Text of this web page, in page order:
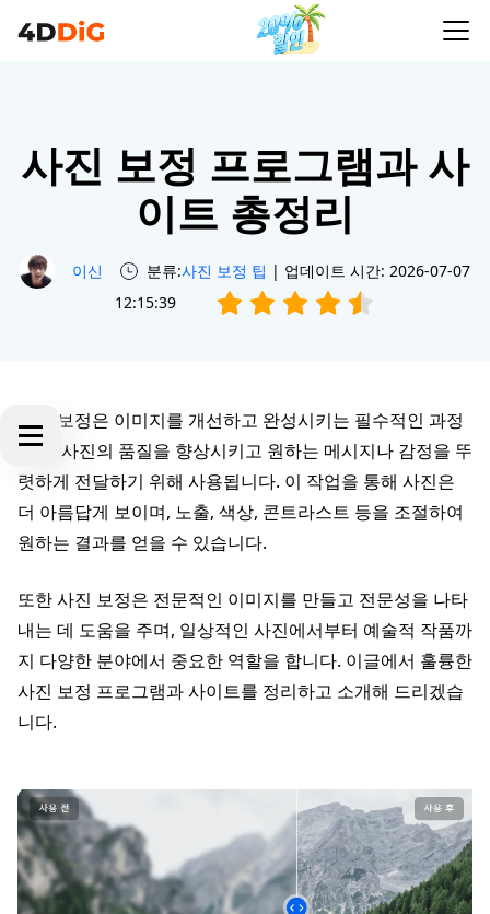
사진 보정 프로그램과 사
이트 총정리
이신 분류:사진 보정 팁 | 업데이트 시간: 2026-07-07
12:15:39
사진 보정은 이미지를 개선하고 완성시키는 필수적인 과정
으로, 사진의 품질을 향상시키고 원하는 메시지나 감정을 뚜
렷하게 전달하기 위해 사용됩니다. 이 작업을 통해 사진은
더 아름답게 보이며, 노출, 색상, 콘트라스트 등을 조절하여
원하는 결과를 얻을 수 있습니다.
또한 사진 보정은 전문적인 이미지를 만들고 전문성을 나타
내는 데 도움을 주며, 일상적인 사진에서부터 예술적 작품까
지 다양한 분야에서 중요한 역할을 합니다. 이글에서 훌륭한
사진 보정 프로그램과 사이트를 정리하고 소개해 드리겠습
니다.